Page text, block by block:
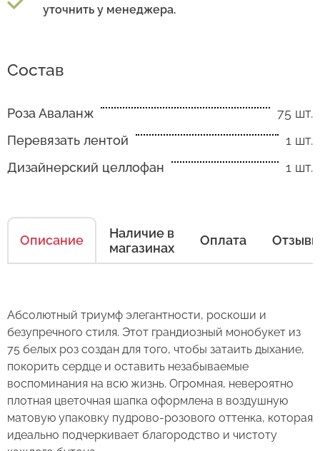
уточнить у менеджера.
Состав
Роза Аваланж
75 шт.
Перевязать лентой
1 шт.
Дизайнерский целлофан
1 шт.
Описание
Наличие в
магазинах
Оплата Отзывы
Абсолютный триумф элегантности, роскоши и
безупречного стиля. Этот грандиозный монобукет из
75 белых роз создан для того, чтобы затаить дыхание,
покорить сердце и оставить незабываемые
воспоминания на всю жизнь. Огромная, невероятно
плотная цветочная шапка оформлена в воздушную
матовую упаковку пудрово-розового оттенка, которая
идеально подчеркивает благородство и чистоту
Оставьте свой отзыв
Сервис:
Цена/Качество:
Как ухаживать за цветами
Есть несколько простых правил, чтобы цветы
в Вашем букете или композиции сохраняли
свежесть как можно дольше.
1. Переносите букеты в транспортировочной
бумаге.
2. Минимизируйте нахождение цветов
в холодное время года на улице.
3. Если Вы перевозите букет, убедитесь, что
он правильно упакован. В зимнее время, даже
кратковременный контакт с холодным
Букет из 75 роз "Белая ночь" 80